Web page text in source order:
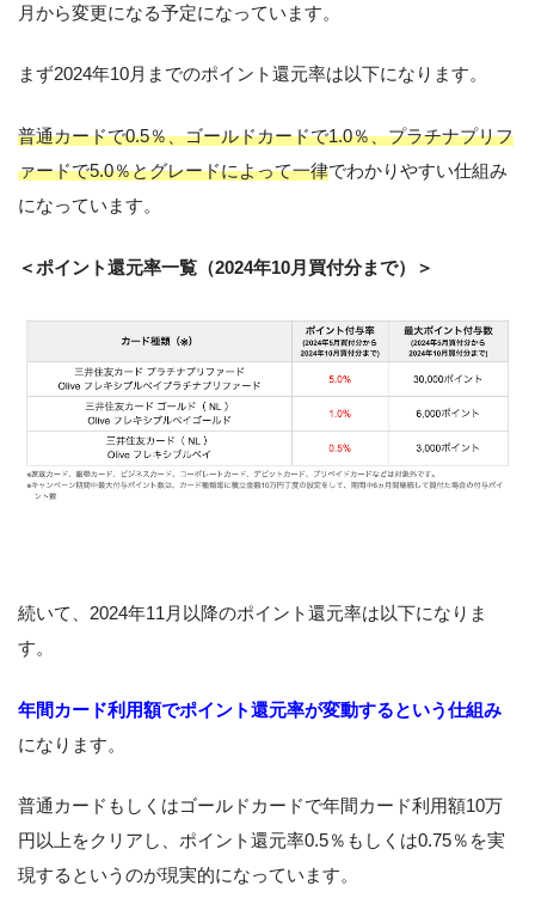
月から変更になる予定になっています。
まず2024年10月までのポイント還元率は以下になります。
普通カードで0.5％、ゴールドカードで1.0％、プラチナプリフ
ァードで5.0％とグレードによって一律でわかりやすい仕組み
になっています。
＜ポイント還元率一覧（2024年10月買付分まで）＞
続いて、2024年11月以降のポイント還元率は以下になりま
す。
年間カード利用額でポイント還元率が変動するという仕組み
になります。
普通カードもしくはゴールドカードで年間カード利用額10万
円以上をクリアし、ポイント還元率0.5％もしくは0.75％を実
現するというのが現実的になっています。